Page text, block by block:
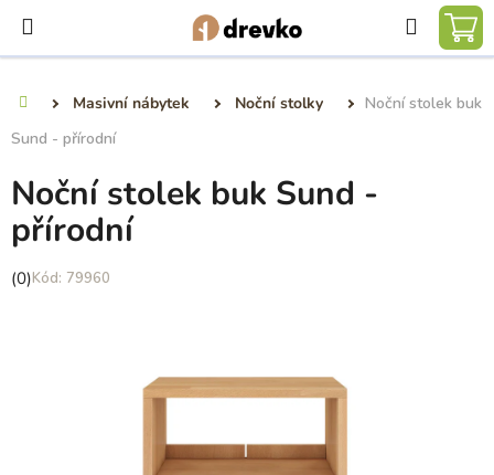
obsah
Hledat
Masivní nábytek Noční stolky
Noční stolek buk
Sund - přírodní
Noční stolek buk Sund -
přírodní
Průměrné
(0) 79960